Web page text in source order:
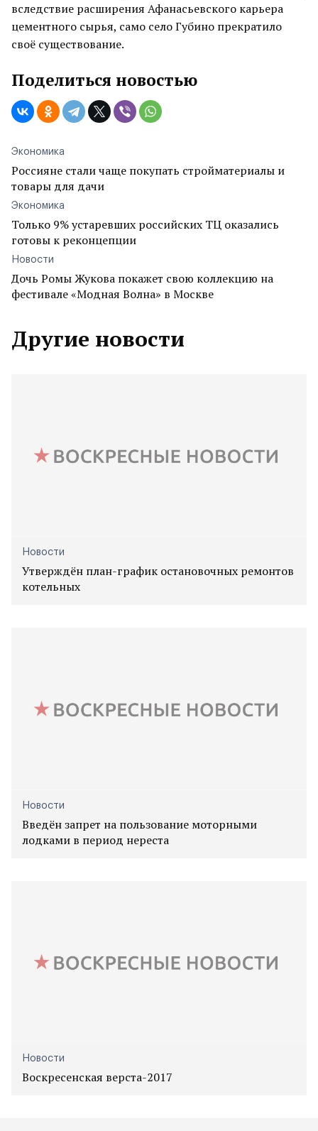
вследствие расширения Афанасьевского карьера
цементного сырья, само село Губино прекратило
своё существование.
Поделиться новостью
Экономика
Россияне стали чаще покупать стройматериалы и
товары для дачи
Экономика
Только 9% устаревших российских ТЦ оказались
готовы к реконцепции
Новости
Дочь Ромы Жукова покажет свою коллекцию на
фестивале «Модная Волна» в Москве
Другие новости
Новости
Утверждён план-график остановочных ремонтов
котельных
Новости
Введён запрет на пользование моторными
лодками в период нереста
Новости
Воскресенская верста-2017